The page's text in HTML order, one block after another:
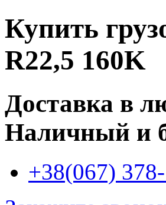
Купить
R22,5 160K
Доставка в
Наличный и
+38(067)